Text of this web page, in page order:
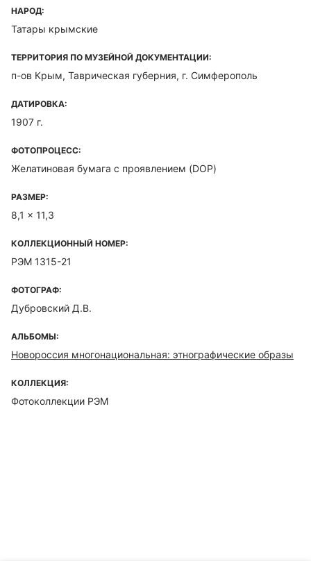
НАРОД:
Татары крымские
ТЕРРИТОРИЯ ПО МУЗЕЙНОЙ ДОКУМЕНТАЦИИ:
п-ов Крым, Таврическая губерния, г. Симферополь
ДАТИРОВКА:
1907 г.
ФОТОПРОЦЕСС:
Желатиновая бумага с проявлением (DOP)
РАЗМЕР:
8,1 x 11,3
КОЛЛЕКЦИОННЫЙ НОМЕР:
РЭМ 1315-21
ФОТОГРАФ:
Дубровский Д.В.
АЛЬБОМЫ:
Новороссия многонациональная: этнографические образы
КОЛЛЕКЦИЯ:
Фотоколлекции РЭМ